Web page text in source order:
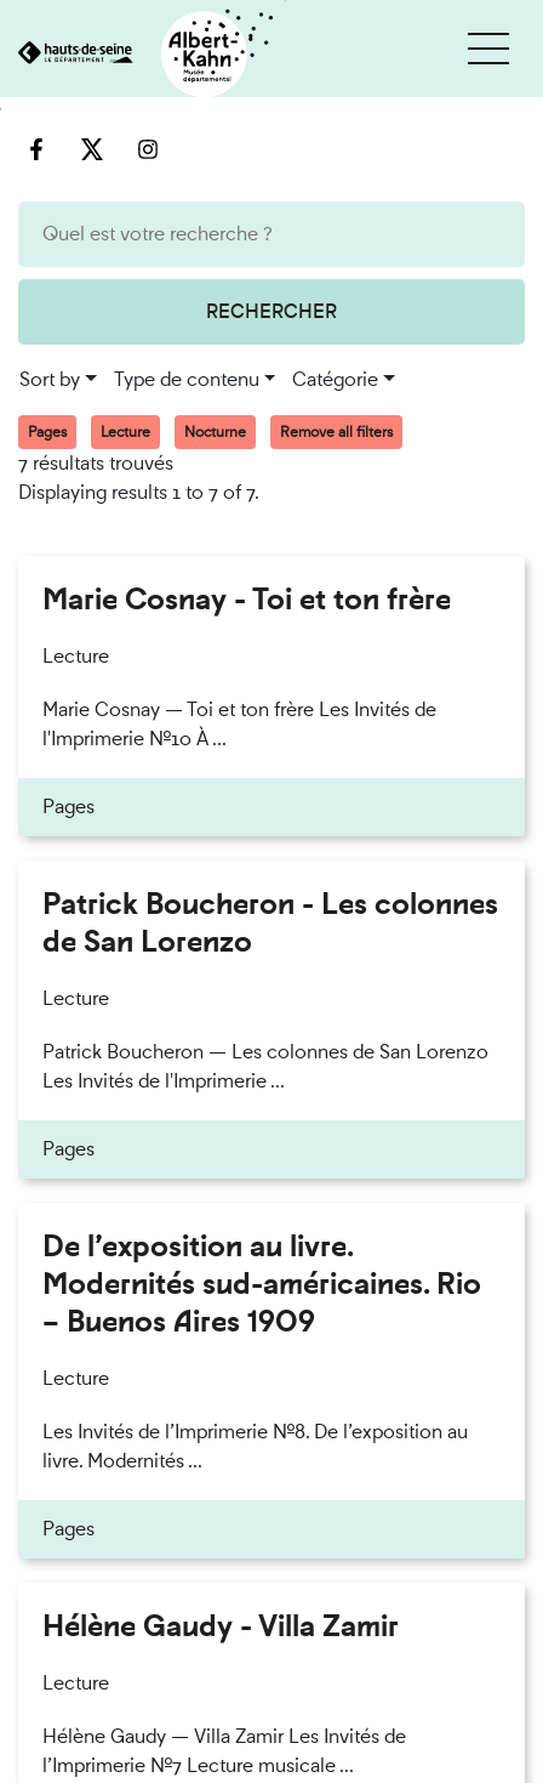
engine
RECHERCHER
Sort by Type de contenu Catégorie
Pages Lecture Nocturne Remove all filters
7 résultats trouvés
Displaying results 1 to 7 of 7.
Marie Cosnay - Toi et ton frère
Lecture
Marie Cosnay — Toi et ton frère Les Invités de
l'Imprimerie n°10 À ...
Pages
Patrick Boucheron - Les colonnes
de San Lorenzo
Lecture
Patrick Boucheron — Les colonnes de San Lorenzo
Les Invités de l'Imprimerie ...
Pages
De l’exposition au livre.
Modernités sud-américaines. Rio
– Buenos Aires 1909
Lecture
Les Invités de l’Imprimerie n°8. De l’exposition au
livre. Modernités ...
Pages
Hélène Gaudy - Villa Zamir
Lecture
Hélène Gaudy — Villa Zamir Les Invités de
l’Imprimerie n°7 Lecture musicale ...
Cookies management panel